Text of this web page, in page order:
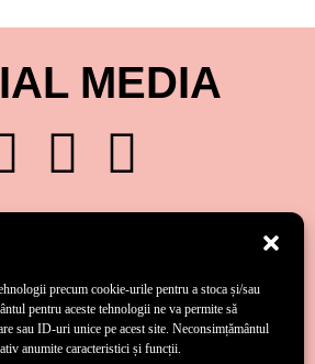
precum cookie-urile pentru a stoca și/sau
pentru aceste tehnologii ne va permite să
sau ID-uri unice pe acest site. Neconsimțământul
anumite caracteristici și funcții.
MEDIA